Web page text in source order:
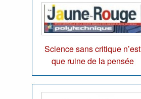
Science sans critique n’est
que ruine de la pensée